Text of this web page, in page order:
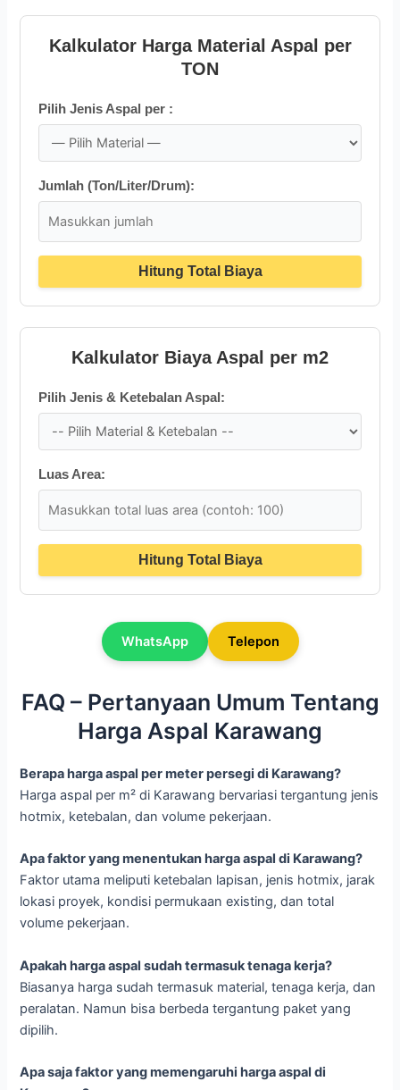
Kalkulator Harga Material Aspal per
TON
Pilih Jenis Aspal per :
Jumlah (Ton/Liter/Drum):
Hitung Total Biaya
Kalkulator Biaya Aspal per m2
Pilih Jenis & Ketebalan Aspal:
Luas Area:
Hitung Total Biaya
WhatsApp Telepon
FAQ – Pertanyaan Umum Tentang
Harga Aspal Karawang
Berapa harga aspal per meter persegi di Karawang?
Harga aspal per m² di Karawang bervariasi tergantung jenis
hotmix, ketebalan, dan volume pekerjaan.
Apa faktor yang menentukan harga aspal di Karawang?
Faktor utama meliputi ketebalan lapisan, jenis hotmix, jarak
lokasi proyek, kondisi permukaan existing, dan total
volume pekerjaan.
Apakah harga aspal sudah termasuk tenaga kerja?
Biasanya harga sudah termasuk material, tenaga kerja, dan
peralatan. Namun bisa berbeda tergantung paket yang
dipilih.
Apa saja faktor yang memengaruhi harga aspal di